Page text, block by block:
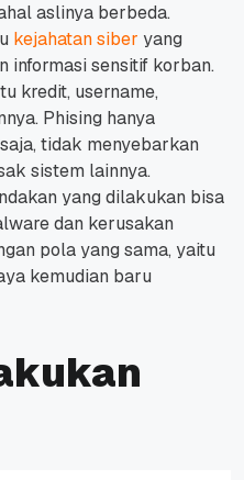
aslinya berbeda.
kejahatan siber yang
informasi sensitif korban.
kredit, username,
Phising hanya
tidak menyebarkan
sistem lainnya.
yang dilakukan bisa
dan kerusakan
pola yang sama, yaitu
kemudian baru